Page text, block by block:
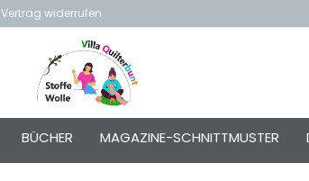
Vertrag widerrufen
BÜCHER MAGAZINE-SCHNITTMUSTER